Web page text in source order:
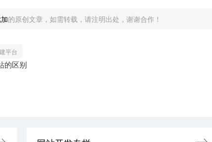
的原创文章，如需转载，请注明出处，谢谢合作！
平台
的区别